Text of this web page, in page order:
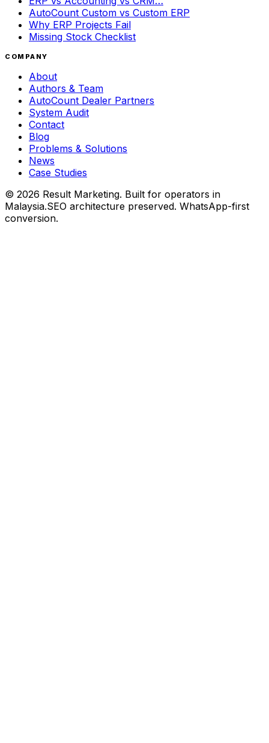
AutoCount Custom vs Custom ERP
Why ERP Projects Fail
Missing Stock Checklist
COMPANY
About
Authors & Team
AutoCount Dealer Partners
System Audit
Contact
Blog
Problems & Solutions
News
Case Studies
© 2026 Result Marketing. Built for operators in
Malaysia.SEO architecture preserved. WhatsApp-first
conversion.